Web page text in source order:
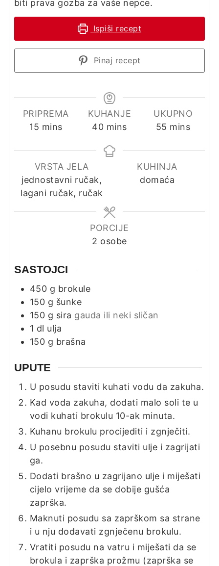
biti prava gozba za vaše nepce.
Ispiši recept
Pinaj recept
PRIPREMA
15 minutes
mins
KUHANJE
40minutes
mins
UKUPNO
55 minutes
mins
VRSTA JELA
jednostavni ručak,
lagani ručak, ručak
KUHINJA
domaća
PORCIJE
2 osobe
SASTOJCI
450 g brokule
150 g šunke
150 g sira gauda ili neki sličan
1 dl ulja
150 g brašna
UPUTE
U posudu staviti kuhati vodu da zakuha.
Kad voda zakuha, dodati malo soli te u
vodi kuhati brokulu 10-ak minuta.
Kuhanu brokulu procijediti i zgnječiti.
U posebnu posudu staviti ulje i zagrijati
ga.
Dodati brašno u zagrijano ulje i miješati
cijelo vrijeme da se dobije gušća
zaprška.
Maknuti posudu sa zaprškom sa strane
i u nju dodavati zgnječenu brokulu.
Vratiti posudu na vatru i miješati da se
brokula i zaprška prožmu (zaprška se